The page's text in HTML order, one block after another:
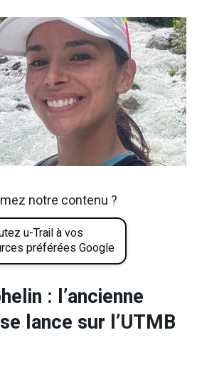
notre contenu ?
u-Trail à vos
préférées Google
: l’ancienne
lance sur l’UTMB